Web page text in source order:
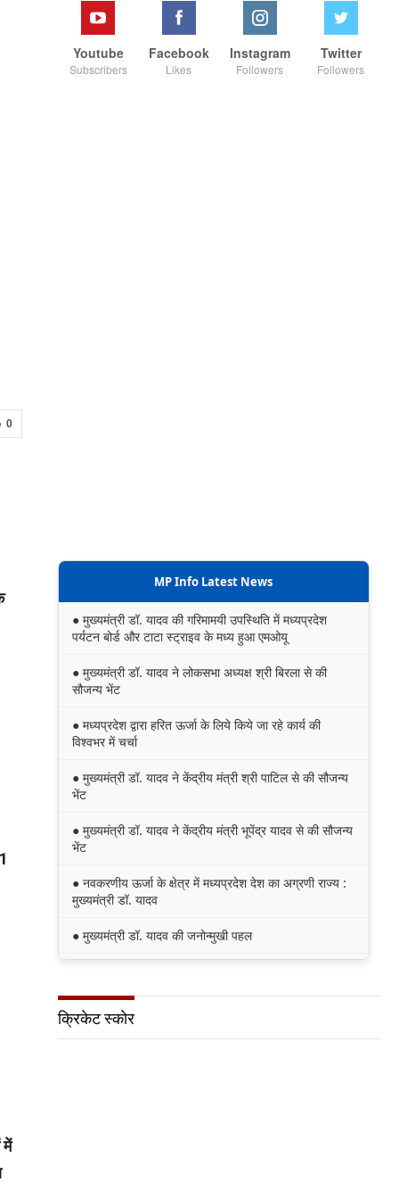
0
में
Youtube
Subscribers
Facebook
Likes
Instagram
Followers
Twitter
Followers
MP Info Latest News
● मुख्यमंत्री डॉ. यादव की गरिमामयी उपस्थिति में मध्यप्रदेश
पर्यटन बोर्ड और टाटा स्ट्राइव के मध्य हुआ एमओयू
● मुख्यमंत्री डॉ. यादव ने लोकसभा अध्यक्ष श्री बिरला से की
सौजन्य भेंट
● मध्यप्रदेश द्वारा हरित ऊर्जा के लिये किये जा रहे कार्य की
विश्वभर में चर्चा
● मुख्यमंत्री डॉ. यादव ने केंद्रीय मंत्री श्री पाटिल से की सौजन्य
भेंट
● मुख्यमंत्री डॉ. यादव ने केंद्रीय मंत्री भूपेंद्र यादव से की सौजन्य
भेंट
● नवकरणीय ऊर्जा के क्षेत्र में मध्यप्रदेश देश का अग्रणी राज्य :
मुख्यमंत्री डॉ. यादव
● मुख्यमंत्री डॉ. यादव की जनोन्मुखी पहल
● जन-कल्याणकारी तथा हितग्राही मूलक योजनाओं को अधिक
प्रभावी बनाने के लिए अनुशंसाएं देने उच्च स्तरीय समिति गठित
क्रिकेट स्कोर